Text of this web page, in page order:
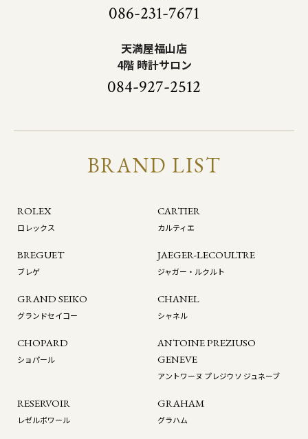
086-231-7671
天満屋福山店
4階 時計サロン
084-927-2512
BRAND LIST
ROLEX
ロレックス
CARTIER
カルティエ
BREGUET
ブレゲ
JAEGER-LECOULTRE
ジャガー・ルクルト
GRAND SEIKO
グランドセイコー
CHANEL
シャネル
CHOPARD
ショパール
ANTOINE PREZIUSO
GENEVE
アントワーヌ プレジウソ ジュネーブ
RESERVOIR
レゼルボワール
GRAHAM
グラハム